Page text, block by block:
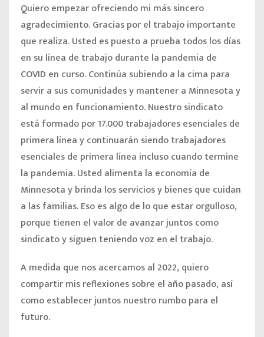
Quiero empezar ofreciendo mi más sincero
agradecimiento. Gracias por el trabajo importante
que realiza. Usted es puesto a prueba todos los días
en su línea de trabajo durante la pandemia de
COVID en curso. Continúa subiendo a la cima para
servir a sus comunidades y mantener a Minnesota y
al mundo en funcionamiento. Nuestro sindicato
está formado por 17.000 trabajadores esenciales de
primera línea y continuarán siendo trabajadores
esenciales de primera línea incluso cuando termine
la pandemia. Usted alimenta la economía de
Minnesota y brinda los servicios y bienes que cuidan
a las familias. Eso es algo de lo que estar orgulloso,
porque tienen el valor de avanzar juntos como
sindicato y siguen teniendo voz en el trabajo.
A medida que nos acercamos al 2022, quiero
compartir mis reflexiones sobre el año pasado, así
como establecer juntos nuestro rumbo para el
futuro.